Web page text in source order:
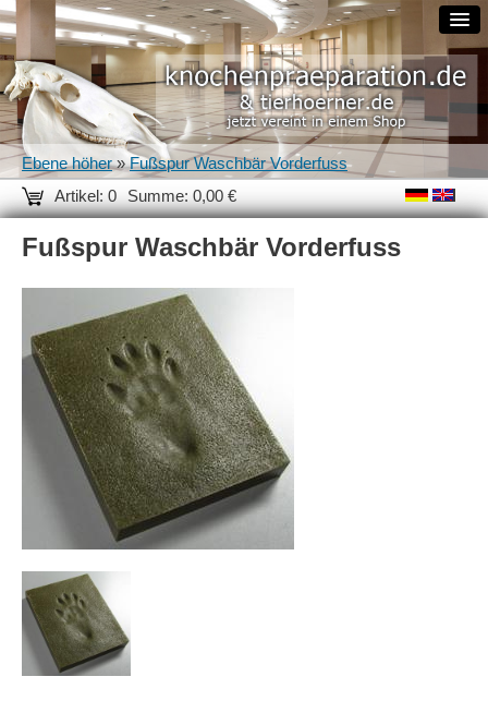
Artikel: 0 Summe: 0,00 €
Ebene höher»Fußspur Waschbär Vorderfuss
Fußspur Waschbär Vorderfuss